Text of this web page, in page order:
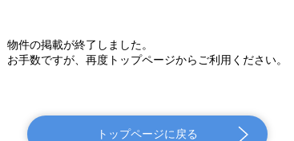
物件の掲載が終了しました。
お手数ですが、再度トップページからご利用ください。
トップページに戻る